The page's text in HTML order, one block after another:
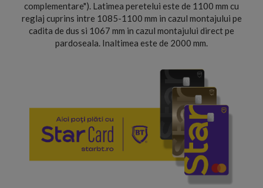
complementare"). Latimea peretelui este de 1100 mm cu
reglaj cuprins intre 1085-1100 mm in cazul montajului pe
cadita de dus si 1067 mm in cazul montajului direct pe
pardoseala. Inaltimea este de 2000 mm.